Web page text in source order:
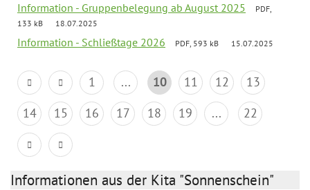
Information - Gruppenbelegung ab August 2025
PDF,
133 kB
18.07.2025
Information - Schließtage 2026 PDF, 593 kB 15.07.2025
1 ... 10 11 12
13
14
15 16 17 18 19 ... 22
Informationen aus der Kita "Sonnenschein"